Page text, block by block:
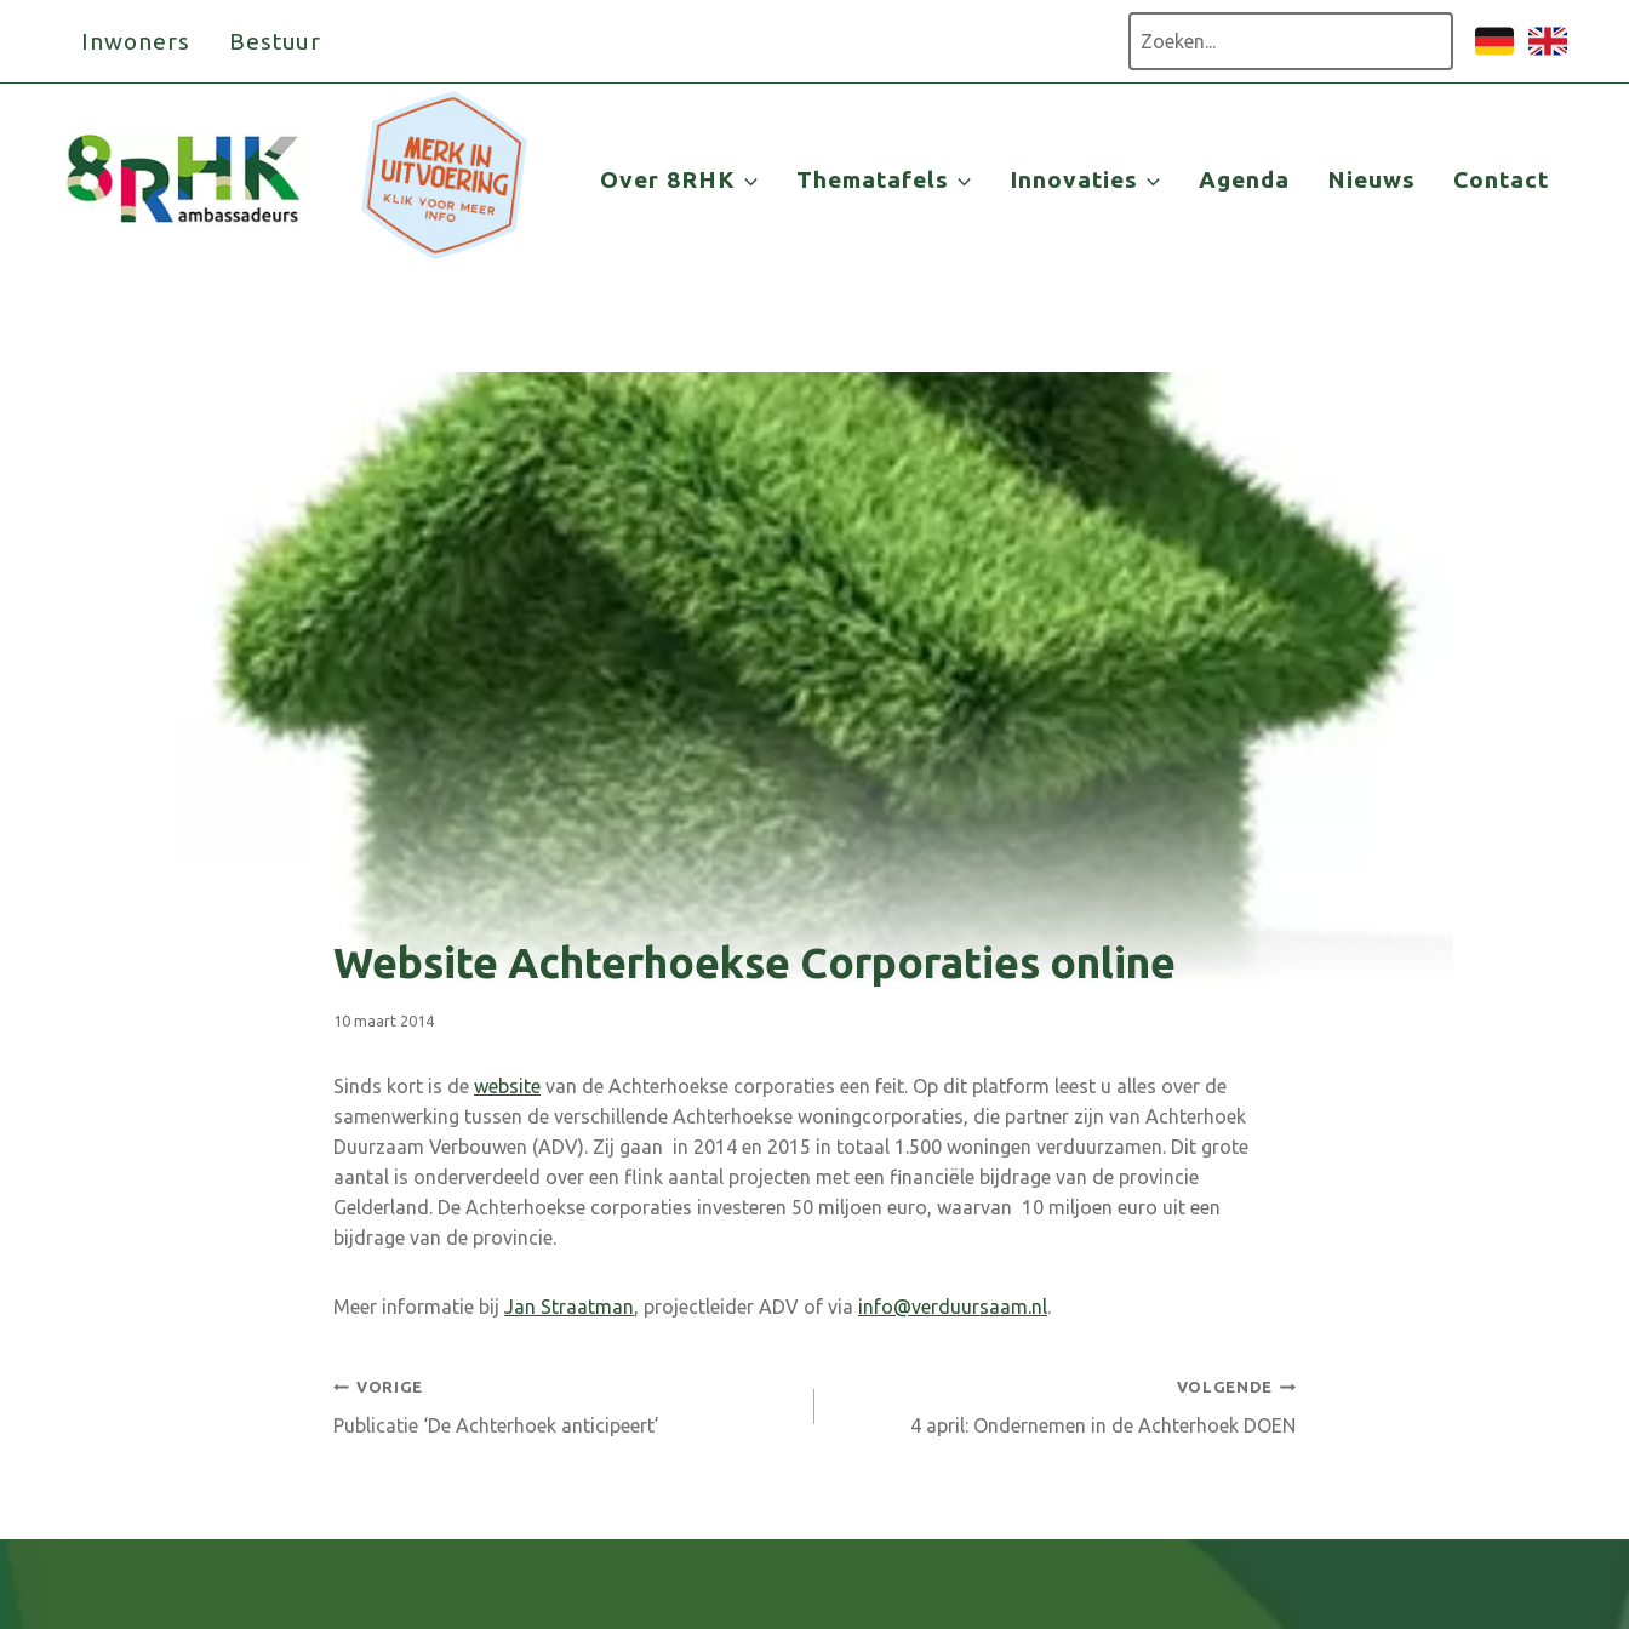
Inwoners Bestuur
Over 8RHK Thematafels Innovaties Agenda Nieuws Contact
Website Achterhoekse Corporaties online
10 maart 2014
Sinds kort is de website van de Achterhoekse corporaties een feit. Op dit platform leest u alles over de
samenwerking tussen de verschillende Achterhoekse woningcorporaties, die partner zijn van Achterhoek
Duurzaam Verbouwen (ADV). Zij gaan in 2014 en 2015 in totaal 1.500 woningen verduurzamen. Dit grote
aantal is onderverdeeld over een flink aantal projecten met een financiële bijdrage van de provincie
Gelderland. De Achterhoekse corporaties investeren 50 miljoen euro, waarvan 10 miljoen euro uit een
bijdrage van de provincie.
Meer informatie bij Jan Straatman, projectleider ADV of via info@verduursaam.nl.
Bericht
navigatie
VORIGE
Publicatie ‘De Achterhoek anticipeert’
VOLGENDE
4 april: Ondernemen in de Achterhoek DOEN